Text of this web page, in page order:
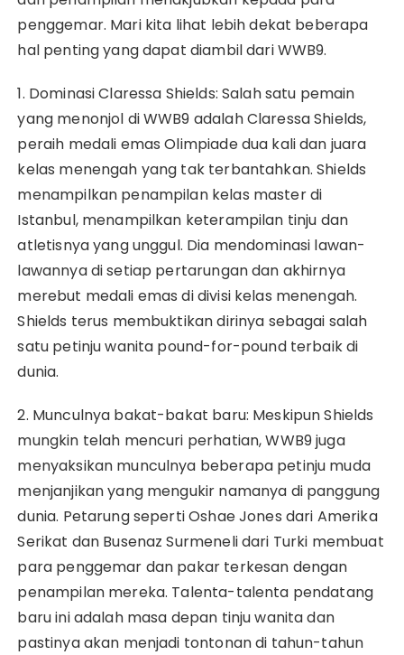
penggemar. Mari kita lihat lebih dekat beberapa
hal penting yang dapat diambil dari WWB9.
1. Dominasi Claressa Shields: Salah satu pemain
yang menonjol di WWB9 adalah Claressa Shields,
peraih medali emas Olimpiade dua kali dan juara
kelas menengah yang tak terbantahkan. Shields
menampilkan penampilan kelas master di
Istanbul, menampilkan keterampilan tinju dan
atletisnya yang unggul. Dia mendominasi lawan-
lawannya di setiap pertarungan dan akhirnya
merebut medali emas di divisi kelas menengah.
Shields terus membuktikan dirinya sebagai salah
satu petinju wanita pound-for-pound terbaik di
dunia.
2. Munculnya bakat-bakat baru: Meskipun Shields
mungkin telah mencuri perhatian, WWB9 juga
menyaksikan munculnya beberapa petinju muda
menjanjikan yang mengukir namanya di panggung
dunia. Petarung seperti Oshae Jones dari Amerika
Serikat dan Busenaz Surmeneli dari Turki membuat
para penggemar dan pakar terkesan dengan
penampilan mereka. Talenta-talenta pendatang
baru ini adalah masa depan tinju wanita dan
pastinya akan menjadi tontonan di tahun-tahun